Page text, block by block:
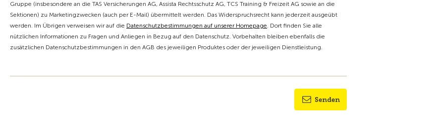
Gruppe (insbesondere an die TAS Versicherungen AG, Assista Rechtsschutz AG, TCS Training & Freizeit AG sowie an die
Sektionen) zu Marketingzwecken (auch per E-Mail) übermittelt werden. Das Widerspruchsrecht kann jederzeit ausgeübt
werden. Im Übrigen verweisen wir auf die Datenschutzbestimmungen auf unserer Homepage. Dort finden Sie alle
nützlichen Informationen zu Fragen und Anliegen in Bezug auf den Datenschutz. Vorbehalten bleiben ebenfalls die
zusätzlichen Datenschutzbestimmungen in den AGB des jeweiligen Produktes oder der jeweiligen Dienstleistung.
Senden